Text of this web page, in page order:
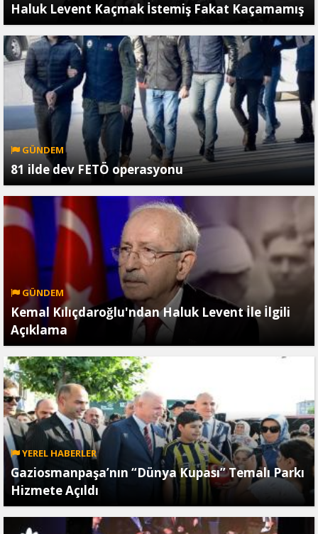
Haluk Levent Kaçmak İstemiş Fakat Kaçamamış
GÜNDEM
81 ilde dev FETÖ operasyonu
GÜNDEM
Kemal Kılıçdaroğlu'ndan Haluk Levent İle İlgili
Açıklama
YEREL HABERLER
Gaziosmanpaşa’nın “Dünya Kupası” Temalı Parkı
Hizmete Açıldı